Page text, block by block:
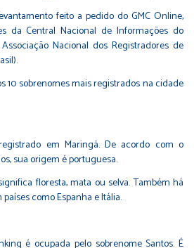
feito a pedido do GMC Online,
da Central Nacional de Informações do
Nacional dos Registradores de
10 sobrenomes mais registrados na cidade
em Maringá. De acordo com o
sua origem é portuguesa.
floresta, mata ou selva. Também há
como Espanha e Itália.
é ocupada pelo sobrenome Santos. É